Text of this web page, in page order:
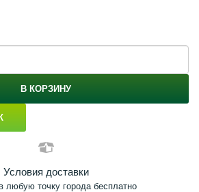
В КОРЗИНУ
Условия доставки
любую точку города бесплатно